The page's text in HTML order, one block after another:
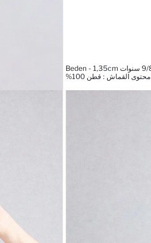
محتوى القماش : قطن 100%